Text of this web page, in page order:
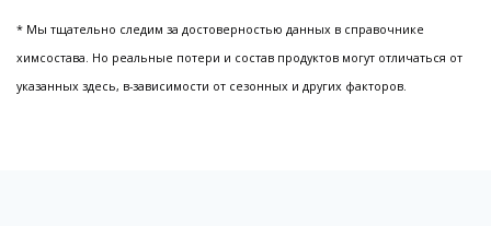
* Мы тщательно следим за достоверностью данных в справочнике
химсостава. Но реальные потери и состав продуктов могут отличаться от
указанных здесь, в-зависимости от сезонных и других факторов.